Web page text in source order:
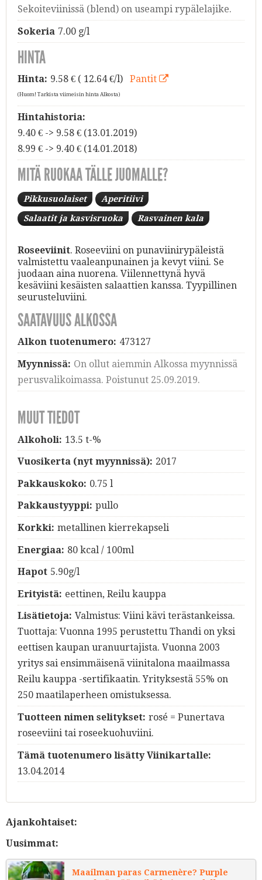
Sekoiteviinissä (blend) on useampi rypälelajike.
Sokeria 7.00 g/l
HINTA
Hinta: 9.58€ ( 12.64 €/l) Pantit
(Huom! Tarkista viimeisin hinta Alkosta)
Hintahistoria:
9.40 € -> 9.58 € (13.01.2019)
8.99 € -> 9.40 € (14.01.2018)
MITÄ RUOKAA TÄLLE JUOMALLE?
Pikkusuolaiset Aperitiivi
Salaatit ja kasvisruoka Rasvainen kala
Roseeviinit. Roseeviini on punaviinirypäleistä
valmistettu vaaleanpunainen ja kevyt viini. Se
juodaan aina nuorena. Viilennettynä hyvä
kesäviini kesäisten salaattien kanssa. Tyypillinen
seurusteluviini.
SAATAVUUS ALKOSSA
Alkon tuotenumero: 473127
Myynnissä: On ollut aiemmin Alkossa myynnissä
perusvalikoimassa. Poistunut 25.09.2019.
MUUT TIEDOT
Alkoholi: 13.5 t-%
Vuosikerta (nyt myynnissä): 2017
Pakkauskoko: 0.75 l
Pakkaustyyppi: pullo
Korkki: metallinen kierrekapseli
Energiaa: 80 kcal / 100ml
Hapot 5.90g/l
Erityistä: eettinen, Reilu kauppa
Lisätietoja: Valmistus: Viini kävi terästankeissa.
Tuottaja: Vuonna 1995 perustettu Thandi on yksi
eettisen kaupan uranuurtajista. Vuonna 2003
yritys sai ensimmäisenä viinitalona maailmassa
Reilu kauppa -sertifikaatin. Yrityksestä 55% on
250 maatilaperheen omistuksessa.
Tuotteen nimen selitykset: rosé = Punertava
roseeviini tai roseekuohuviini.
Tämä tuotenumero lisätty Viinikartalle:
13.04.2014
Ajankohtaiset:
Uusimmat:
Maailman paras Carmenère? Purple